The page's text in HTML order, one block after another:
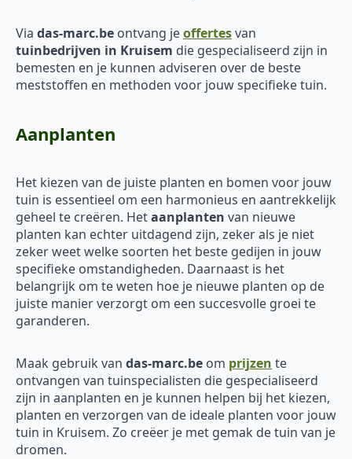
Via das-marc.be ontvang jeoffertesvan
tuinbedrijven in Kruisem die gespecialiseerd zijn in
bemesten en je kunnen adviseren over de beste
meststoffen en methoden voor jouw specifieke tuin.
Aanplanten
Het kiezen van de juiste planten en bomen voor jouw
tuin is essentieel om een harmonieus en aantrekkelijk
geheel te creëren. Hetaanplanten van nieuwe
planten kan echter uitdagend zijn, zeker als je niet
zeker weet welke soorten het beste gedijen in jouw
specifieke omstandigheden. Daarnaast is het
belangrijk om te weten hoe je nieuwe planten op de
juiste manier verzorgt om een succesvolle groei te
garanderen.
Maak gebruik van das-marc.be om prijzen te
ontvangen van tuinspecialisten die gespecialiseerd
zijn in aanplanten en je kunnen helpen bij het kiezen,
planten en verzorgen van de ideale planten voor jouw
tuin in Kruisem. Zo creëer je met gemak de tuin van je
dromen.